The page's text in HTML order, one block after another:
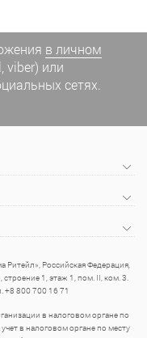
в личном
viber) или
сетях.
Ритейл», Российская Федерация,
строение 1, этаж 1, пом. II, ком. 3.
+8 800 700 16 71
в налоговом органе по
в налоговом органе по месту